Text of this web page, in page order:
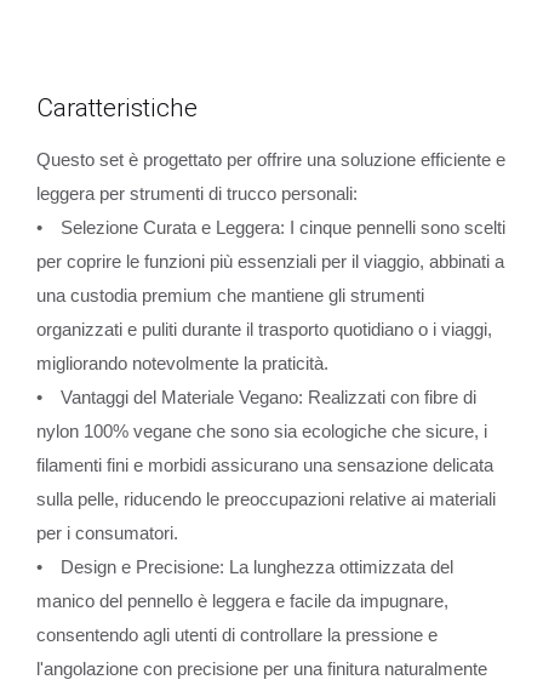
Caratteristiche
Questo set è progettato per offrire una soluzione efficiente e
leggera per strumenti di trucco personali:
• Selezione Curata e Leggera: I cinque pennelli sono scelti
per coprire le funzioni più essenziali per il viaggio, abbinati a
una custodia premium che mantiene gli strumenti
organizzati e puliti durante il trasporto quotidiano o i viaggi,
migliorando notevolmente la praticità.
• Vantaggi del Materiale Vegano: Realizzati con fibre di
nylon 100% vegane che sono sia ecologiche che sicure, i
filamenti fini e morbidi assicurano una sensazione delicata
sulla pelle, riducendo le preoccupazioni relative ai materiali
per i consumatori.
• Design e Precisione: La lunghezza ottimizzata del
manico del pennello è leggera e facile da impugnare,
consentendo agli utenti di controllare la pressione e
l'angolazione con precisione per una finitura naturalmente